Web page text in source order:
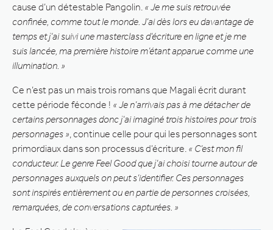
cause d’un détestable Pangolin. « Je me suis retrouvée
confinée, comme tout le monde. J’ai dès lors eu davantage de
temps et j’ai suivi une masterclass d’écriture en ligne et je me
suis lancée, ma première histoire m’étant apparue comme une
illumination. »
Ce n’est pas un mais trois romans que Magali écrit durant
cette période féconde ! « Je n’arrivais pas à me détacher de
certains personnages donc j’ai imaginé trois histoires pour trois
personnages » , continue celle pour qui les personnages sont
primordiaux dans son processus d’écriture. « C’est mon fil
conducteur. Le genre Feel Good que j’ai choisi tourne autour de
personnages auxquels on peut s’identifier. Ces personnages
sont inspirés entièrement ou en partie de personnes croisées,
remarquées, de conversations capturées. »